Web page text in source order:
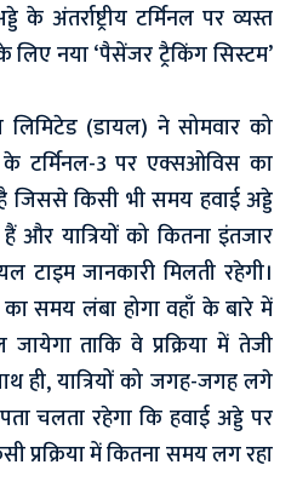
के अंतर्राष्ट्रीय टर्मिनल पर व्यस्त
नया ‘पैसेंजर ट्रैकिंग सिस्टम’
लिमिटेड (डायल) ने सोमवार को
के टर्मिनल-3 पर एक्सओविस का
जिससे किसी भी समय हवाई अड्डे
और यात्रियों को कितना इंतजार
टाइम जानकारी मिलती रहेगी।
समय लंबा होगा वहाँ के बारे में
ताकि वे प्रक्रिया में तेजी
ही, यात्रियों को जगह-जगह लगे
पता चलता रहेगा कि हवाई अड्डे पर
प्रक्रिया में कितना समय लग रहा